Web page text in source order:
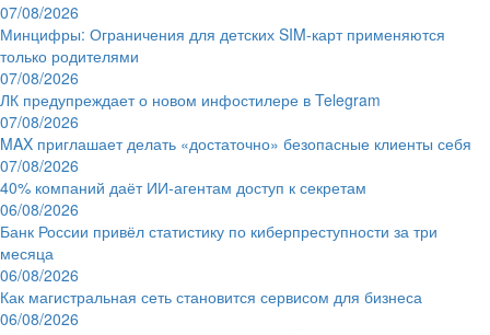
07/08/2026
Минцифры: Ограничения для детских SIM-карт применяются
только родителями
07/08/2026
ЛК предупреждает о новом инфостилере в Telegram
07/08/2026
MAX приглашает делать «достаточно» безопасные клиенты себя
07/08/2026
40% компаний даёт ИИ‑агентам доступ к секретам
06/08/2026
Банк России привёл статистику по киберпреступности за три
месяца
06/08/2026
Как магистральная сеть становится сервисом для бизнеса
06/08/2026